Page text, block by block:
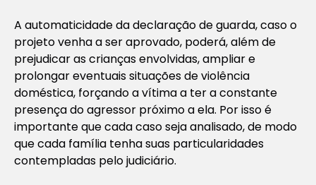
A automaticidade da declaração de guarda, caso o
projeto venha a ser aprovado, poderá, além de
prejudicar as crianças envolvidas, ampliar e
prolongar eventuais situações de violência
doméstica, forçando a vítima a ter a constante
presença do agressor próximo a ela. Por isso é
importante que cada caso seja analisado, de modo
que cada família tenha suas particularidades
contempladas pelo judiciário.